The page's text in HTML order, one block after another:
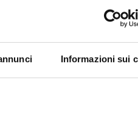
Informazioni sui